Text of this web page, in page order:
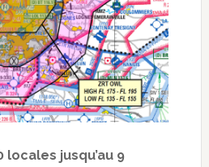
locales jusqu’au 9